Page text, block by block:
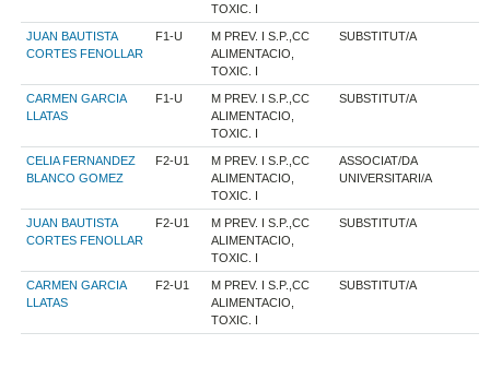
TOXIC. I
JUAN BAUTISTA
CORTES FENOLLAR
F1-U
M PREV. I S.P.,CC
ALIMENTACIO,
TOXIC. I
SUBSTITUT/A
CARMEN GARCIA
LLATAS
F1-U
M PREV. I S.P.,CC
ALIMENTACIO,
TOXIC. I
SUBSTITUT/A
CELIA FERNANDEZ
BLANCO GOMEZ
F2-U1
M PREV. I S.P.,CC
ALIMENTACIO,
TOXIC. I
ASSOCIAT/DA
UNIVERSITARI/A
JUAN BAUTISTA
CORTES FENOLLAR
F2-U1
M PREV. I S.P.,CC
ALIMENTACIO,
TOXIC. I
SUBSTITUT/A
CARMEN GARCIA
LLATAS
F2-U1
M PREV. I S.P.,CC
ALIMENTACIO,
TOXIC. I
SUBSTITUT/A